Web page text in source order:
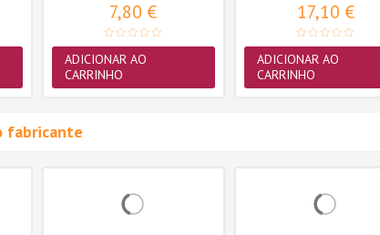
7,80 €
ADICIONAR AO
CARRINHO
17,10 €
ADICIONAR AO
CARRINHO
fabricante